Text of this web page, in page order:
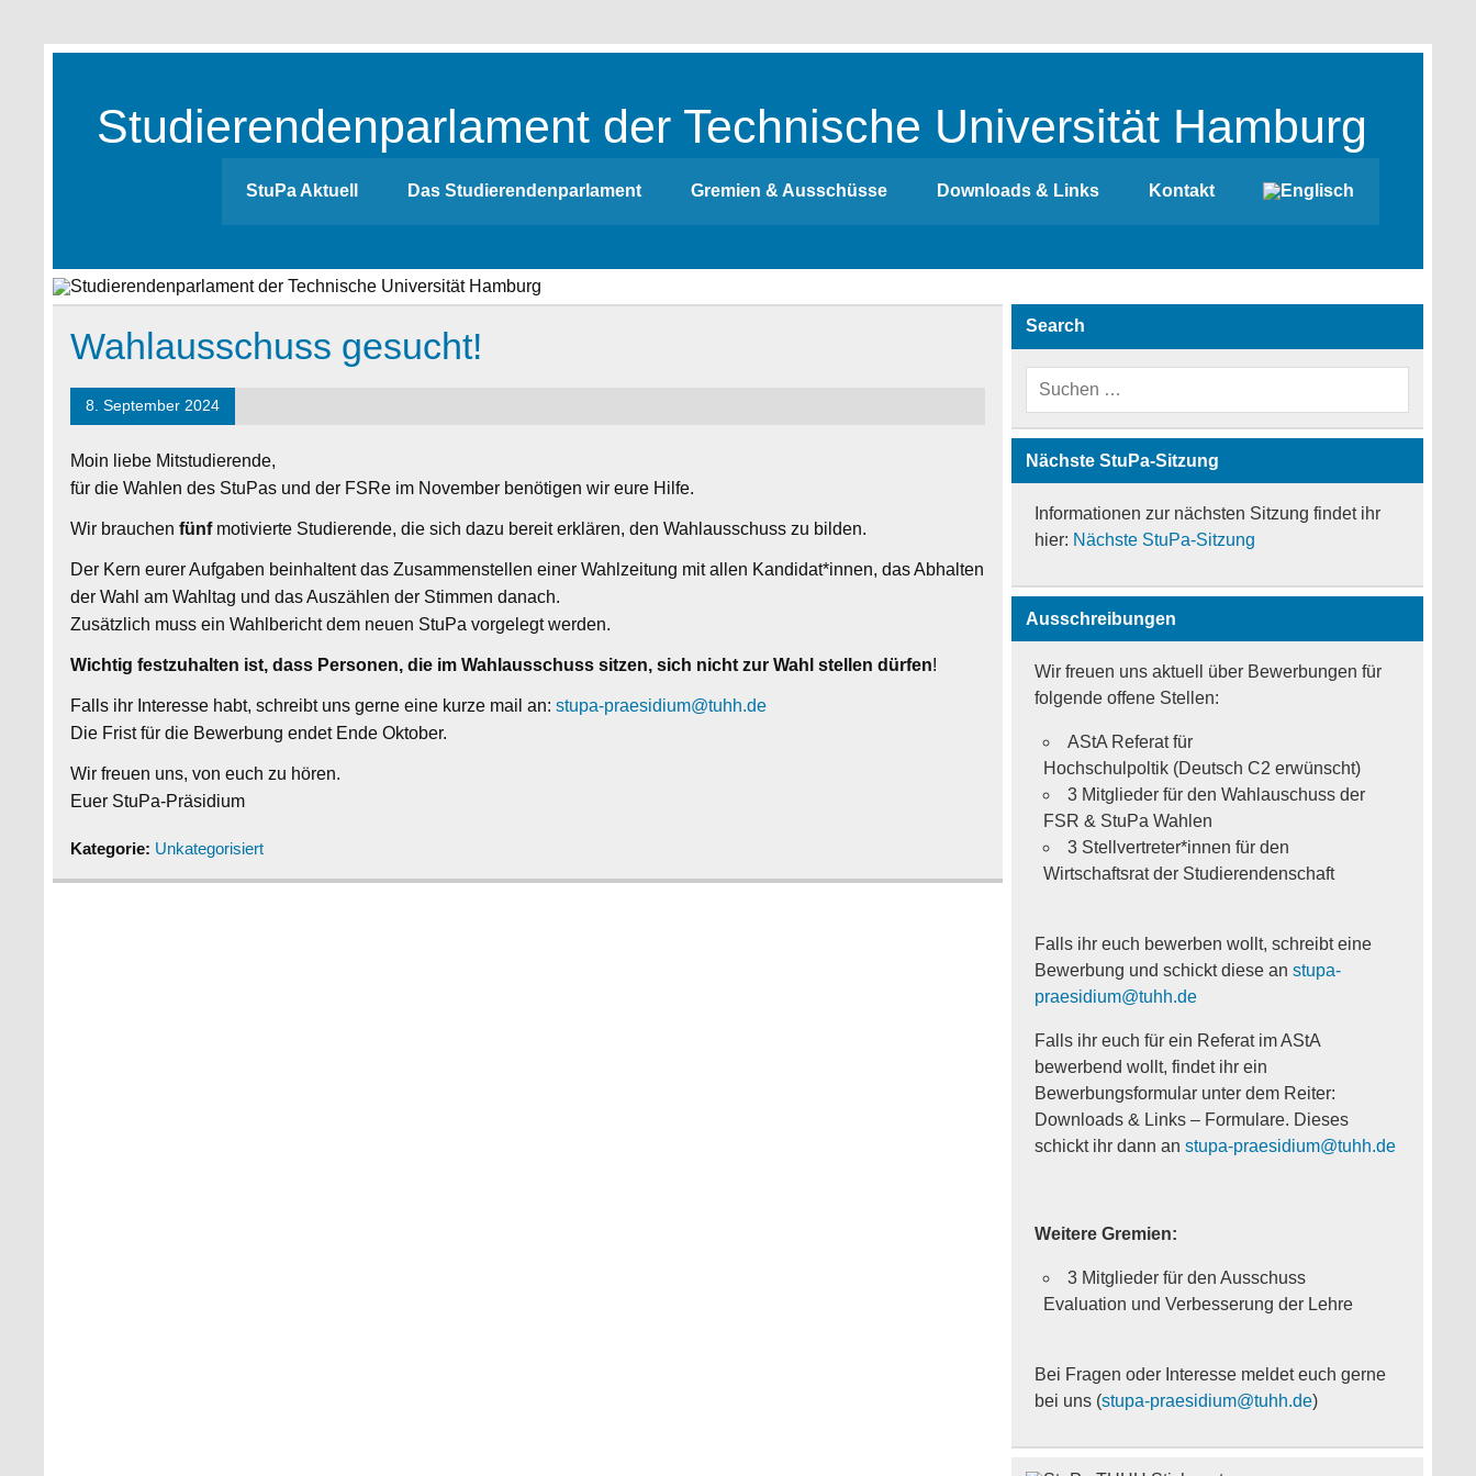
content
Studierendenparlament der Technische Universität Hamburg
StuPa Aktuell
Das Studierendenparlament Gremien & Ausschüsse Downloads & Links Kontakt
Wahlausschuss gesucht!
8. September 2024
Moin liebe Mitstudierende,
für die Wahlen des StuPas und der FSRe im November benötigen wir eure Hilfe.
Wir brauchenfünfmotivierte Studierende, die sich dazu bereit erklären, den Wahlausschuss zu bilden.
Der Kern eurer Aufgaben beinhaltent das Zusammenstellen einer Wahlzeitung mit allen Kandidat*innen, das Abhalten
der Wahl am Wahltag und das Auszählen der Stimmen danach.
Zusätzlich muss ein Wahlbericht dem neuen StuPa vorgelegt werden.
Wichtig festzuhalten ist, dass Personen, die im Wahlausschuss sitzen, sich nicht zur Wahl stellen dürfen!
Falls ihr Interesse habt, schreibt uns gerne eine kurze mail an:stupa-praesidium@tuhh.de
Die Frist für die Bewerbung endet Ende Oktober.
Wir freuen uns, von euch zu hören.
Euer StuPa-Präsidium
Kategorie: Unkategorisiert
Search
Nächste StuPa-Sitzung
Informationen zur nächsten Sitzung findet ihr
hier: Nächste StuPa-Sitzung
Ausschreibungen
Wir freuen uns aktuell über Bewerbungen für
folgende offene Stellen:
AStA Referat für
Hochschulpoltik (Deutsch C2 erwünscht)
3 Mitglieder für den Wahlauschuss der
FSR & StuPa Wahlen
3 Stellvertreter*innen für den
Wirtschaftsrat der Studierendenschaft
Falls ihr euch bewerben wollt, schreibt eine
Bewerbung und schickt diese anstupa-
praesidium@tuhh.de
Falls ihr euch für ein Referat im AStA
bewerbend wollt, findet ihr ein
Bewerbungsformular unter dem Reiter:
Downloads & Links – Formulare. Dieses
schickt ihr dann anstupa-praesidium@tuhh.de
Weitere Gremien:
3 Mitglieder für den Ausschuss
Evaluation und Verbesserung der Lehre
Bei Fragen oder Interesse meldet euch gerne
bei uns (stupa-praesidium@tuhh.de)